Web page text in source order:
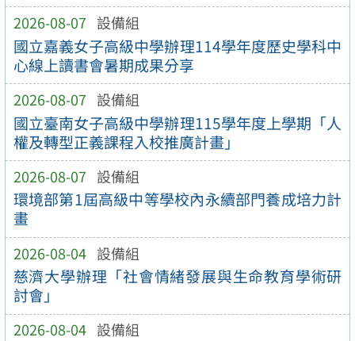
2026-08-07 設備組
國立嘉義女子高級中學辦理114學年度歷史學科中
心線上讀書會暑期成果分享
2026-08-07 設備組
國立臺南女子高級中學辦理115學年度上學期「人
權及轉型正義課程入校推廣計畫」
2026-08-07 設備組
環境部第1屆高級中等學校內永續部門養成培力計
畫
2026-08-04 設備組
慈濟大學辦理「社會情緒發展與生命教育學術研
討會」
2026-08-04 設備組